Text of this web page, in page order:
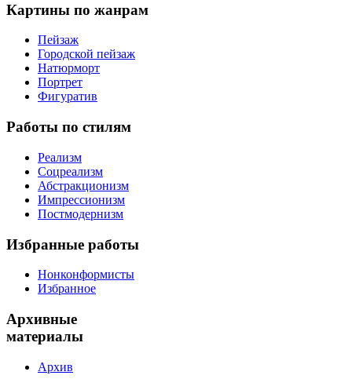
Картины по жанрам
Пейзаж
Городской пейзаж
Натюрморт
Портрет
Фигуратив
Работы по стилям
Реализм
Соцреализм
Абстракционизм
Импрессионизм
Постмодернизм
Избранные работы
Нонконформисты
Избранное
Архивные
материалы
Архив